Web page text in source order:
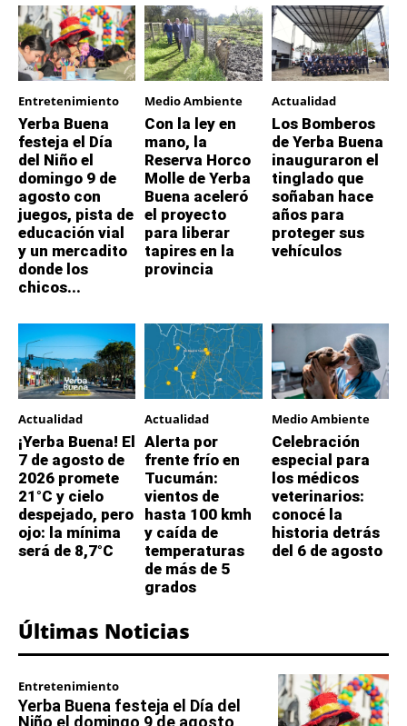
Entretenimiento
Yerba Buena
festeja el Día
del Niño el
domingo 9 de
agosto con
juegos, pista de
educación vial
y un mercadito
donde los
chicos...
Medio Ambiente
Con la ley en
mano, la
Reserva Horco
Molle de Yerba
Buena aceleró
el proyecto
para liberar
tapires en la
provincia
Actualidad
Los Bomberos
de Yerba Buena
inauguraron el
tinglado que
soñaban hace
años para
proteger sus
vehículos
Actualidad
¡Yerba Buena! El
7 de agosto de
2026 promete
21°C y cielo
despejado, pero
ojo: la mínima
será de 8,7°C
Actualidad
Alerta por
frente frío en
Tucumán:
vientos de
hasta 100 kmh
y caída de
temperaturas
de más de 5
grados
Medio Ambiente
Celebración
especial para
los médicos
veterinarios:
conocé la
historia detrás
del 6 de agosto
Últimas Noticias
Entretenimiento
Yerba Buena festeja el Día del
Niño el domingo 9 de agosto